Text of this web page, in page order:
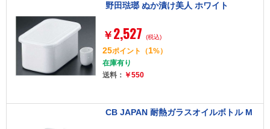
野田琺瑯 ぬか漬け美人 ホワイト
￥ 2,527 (税込)
25ポイント （1%）
在庫有り
送料： ￥550
CB JAPAN 耐熱ガラスオイルボトル M